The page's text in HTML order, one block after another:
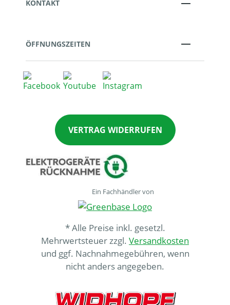
KONTAKT
ÖFFNUNGSZEITEN
VERTRAG WIDERRUFEN
Ein Fachhändler von
* Alle Preise inkl. gesetzl.
Mehrwertsteuer zzgl. Versandkosten
und ggf. Nachnahmegebühren, wenn
nicht anders angegeben.